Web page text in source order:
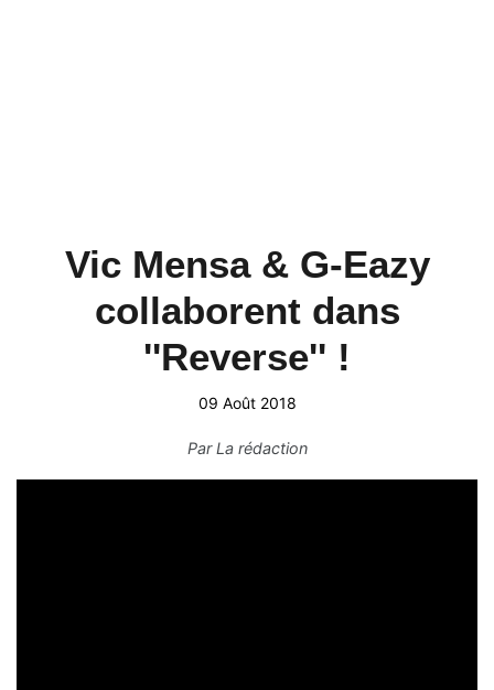
Vic Mensa & G-Eazy
collaborent dans
''Reverse'' !
09 Août 2018
ParLa rédaction